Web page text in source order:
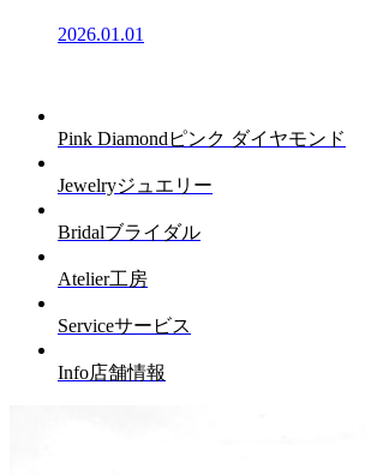
2026.01.01
Pink Diamond ピンク ダイヤモンド
Jewelryジュエリー
Bridalブライダル
Atelier工房
Serviceサービス
Info店舗情報